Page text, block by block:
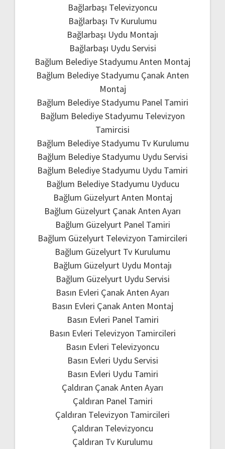
Bağlarbaşı Televizyoncu
Bağlarbaşı Tv Kurulumu
Bağlarbaşı Uydu Montajı
Bağlarbaşı Uydu Servisi
Bağlum Belediye Stadyumu Anten Montaj
Bağlum Belediye Stadyumu Çanak Anten
Montaj
Bağlum Belediye Stadyumu Panel Tamiri
Bağlum Belediye Stadyumu Televizyon
Tamircisi
Bağlum Belediye Stadyumu Tv Kurulumu
Bağlum Belediye Stadyumu Uydu Servisi
Bağlum Belediye Stadyumu Uydu Tamiri
Bağlum Belediye Stadyumu Uyducu
Bağlum Güzelyurt Anten Montaj
Bağlum Güzelyurt Çanak Anten Ayarı
Bağlum Güzelyurt Panel Tamiri
Bağlum Güzelyurt Televizyon Tamircileri
Bağlum Güzelyurt Tv Kurulumu
Bağlum Güzelyurt Uydu Montajı
Bağlum Güzelyurt Uydu Servisi
Basın Evleri Çanak Anten Ayarı
Basın Evleri Çanak Anten Montaj
Basın Evleri Panel Tamiri
Basın Evleri Televizyon Tamircileri
Basın Evleri Televizyoncu
Basın Evleri Uydu Servisi
Basın Evleri Uydu Tamiri
Çaldıran Çanak Anten Ayarı
Çaldıran Panel Tamiri
Çaldıran Televizyon Tamircileri
Çaldıran Televizyoncu
Çaldıran Tv Kurulumu